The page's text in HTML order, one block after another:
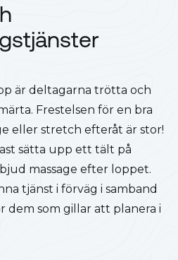
är deltagarna trötta och
Frestelsen för en bra
eller stretch efteråt är stor!
sätta upp ett tält på
massage efter loppet.
tjänst i förväg i samband
dem som gillar att planera i